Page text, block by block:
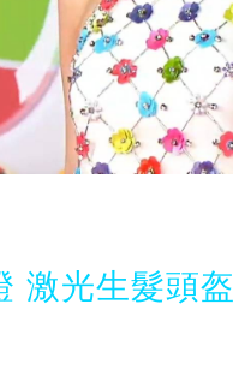
激光生髮頭盔